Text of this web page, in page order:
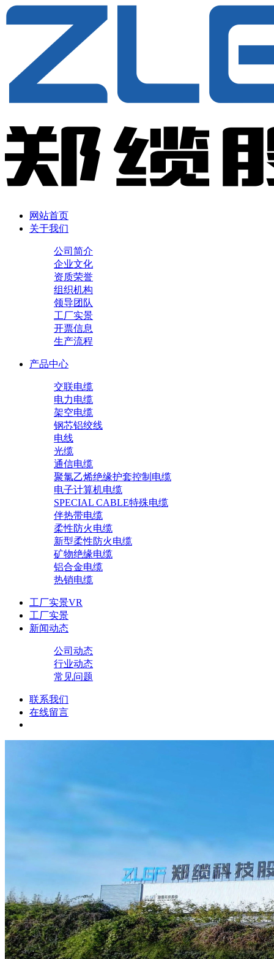
网站首页
关于我们
公司简介
企业文化
资质荣誉
组织机构
领导团队
工厂实景
开票信息
生产流程
产品中心
交联电缆
电力电缆
架空电缆
钢芯铝绞线
电线
光缆
通信电缆
聚氯乙烯绝缘护套控制电缆
电子计算机电缆
SPECIAL CABLE特殊电缆
伴热带电缆
柔性防火电缆
新型柔性防火电缆
矿物绝缘电缆
铝合金电缆
热销电缆
工厂实景VR
工厂实景
新闻动态
公司动态
行业动态
常见问题
联系我们
在线留言